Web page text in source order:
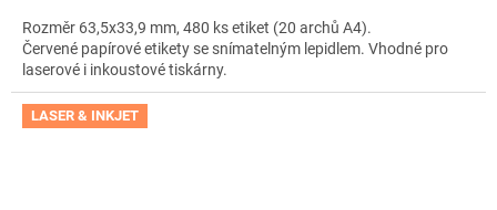
Rozměr 63,5x33,9 mm, 480 ks etiket (20 archů A4).
Červené papírové etikety se snímatelným lepidlem. Vhodné pro
laserové i inkoustové tiskárny.
LASER & INKJET